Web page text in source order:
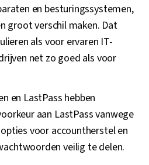
en besturingssystemen,
groot verschil maken. Dat
als voor ervaren IT-
net zo goed als voor
en LastPass hebben
aan LastPass vanwege
voor accountherstel en
veilig te delen.